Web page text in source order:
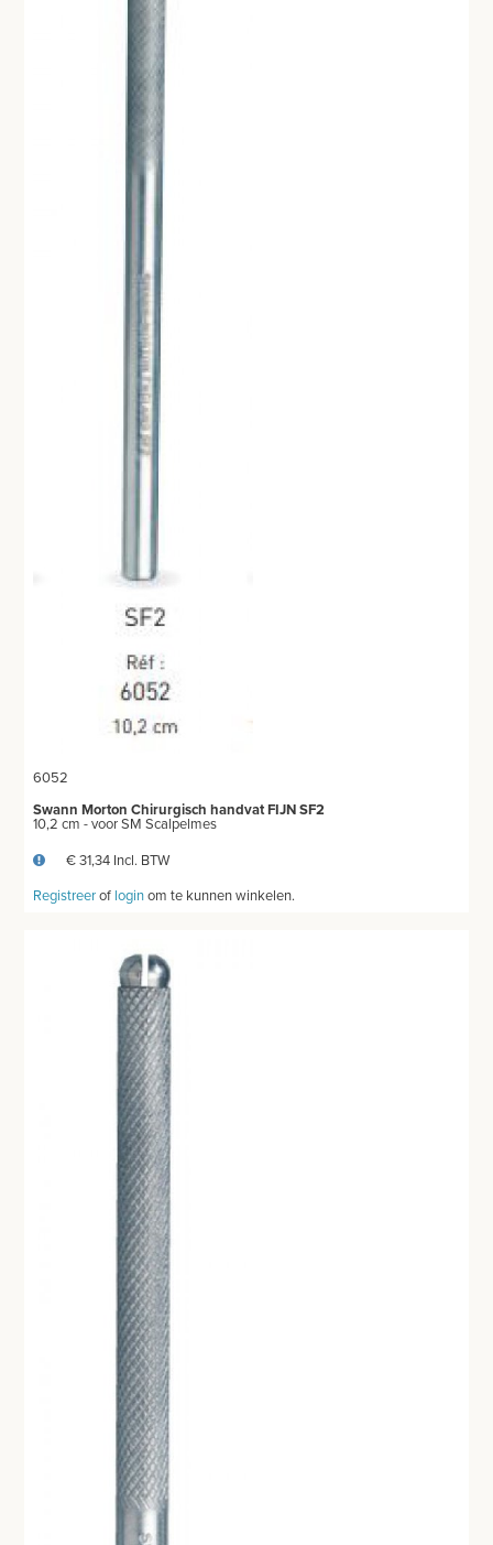
6052
Swann Morton Chirurgisch handvat FIJN SF2
10,2 cm - voor SM Scalpelmes
€ 31,34 Incl. BTW
Registreerof loginom te kunnen winkelen.